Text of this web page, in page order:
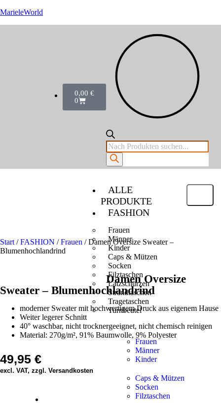
MarieleWorld
0,00 €
0
ALLE
PRODUKTE
FASHION
Frauen
Männer
Kinder
Caps & Mützen
Socken
Filztaschen
Latzschürzen
Strandtaschen
Tragetaschen
Turnbeutel
Frauen
Männer
Kinder
Caps & Mützen
Socken
Filztaschen
Start /FASHION /Frauen / Damen Oversize Sweater –
Blumenhochlandrind
Damen Oversize
Sweater – Blumenhochlandrind
moderner Sweater mit hochwertigem Druck aus eigenem Hause
Weiter legerer Schnitt
40° waschbar, nicht trocknergeeignet, nicht chemisch reinigen
Material: 270g/m², 91% Baumwolle, 9% Polyester
49,95 €
excl. VAT, zzgl. Versandkosten